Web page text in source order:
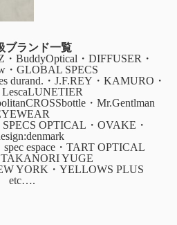
ブランド一覧
BuddyOptical・DIFFUSER・
・GLOBAL SPECS
durand.・J.F.REY・KAMURO・
・Mr.Gentlman
OPTICAL・OVAKE・
spec espace・TART OPTICAL
YUGE
YORK・YELLOWS PLUS
etc….